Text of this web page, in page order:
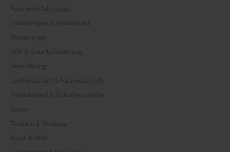
Feuerwehrfahrzeuge
Solaranlagen & Photovoltaik
Windenergie
LKW & Güterbeförderung
Beleuchtung
Landwirtschaft & Forstwirtschaft
Polizeibedarf & Sicherheitskräfte
Busse
Textilien & Kleidung
Autos & PKW